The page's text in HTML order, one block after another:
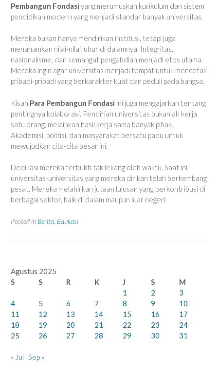
Pembangun Fondasi yang merumuskan kurikulum dan sistem
pendidikan modern yang menjadi standar banyak universitas.
Mereka bukan hanya mendirikan institusi, tetapi juga
menanamkan nilai-nilai luhur di dalamnya. Integritas,
nasionalisme, dan semangat pengabdian menjadi etos utama.
Mereka ingin agar universitas menjadi tempat untuk mencetak
pribadi-pribadi yang berkarakter kuat dan peduli pada bangsa.
Kisah Para Pembangun Fondasi ini juga mengajarkan tentang
pentingnya kolaborasi. Pendirian universitas bukanlah kerja
satu orang, melainkan hasil kerja sama banyak pihak.
Akademisi, politisi, dan masyarakat bersatu padu untuk
mewujudkan cita-cita besar ini.
Dedikasi mereka terbukti tak lekang oleh waktu. Saat ini,
universitas-universitas yang mereka dirikan telah berkembang
pesat. Mereka melahirkan jutaan lulusan yang berkontribusi di
berbagai sektor, baik di dalam maupun luar negeri.
Posted in Berita Edukasi
Agustus 2025
S
S R K J S
M
1
2
3
4
5 6 7 8 9
10
11
12 13 14 15 16
17
18
19 20 21 22 23
24
25
26 27 28 29 30 31
« Jul Sep »